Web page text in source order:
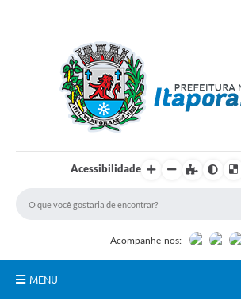
Acessibilidade
Acompanhe-nos:
MENU